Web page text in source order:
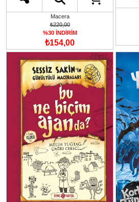
Macera
₺220,00
%30 İNDİRİM
₺154,00